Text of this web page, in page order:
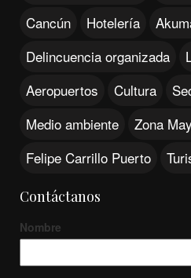
Cancún
Hotelería
Delincuencia organizada
Aeropuertos
Cultura
Medio ambiente
Zona
Felipe Carrillo Puerto
Contáctanos
Nombre